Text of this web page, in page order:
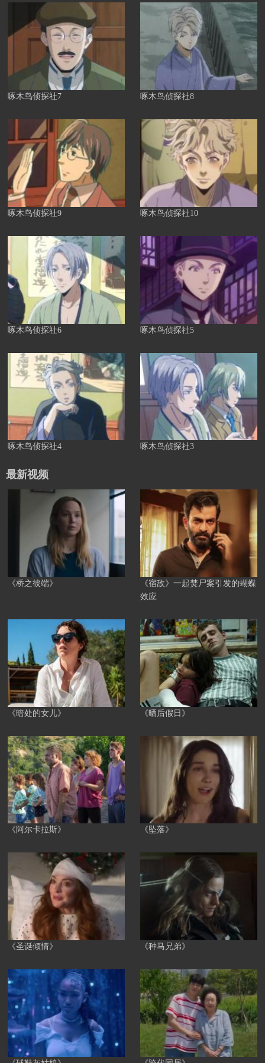
啄木鸟侦探社7 啄木鸟侦探社8
啄木鸟侦探社9 啄木鸟侦探社10
啄木鸟侦探社6 啄木鸟侦探社5
啄木鸟侦探社4 啄木鸟侦探社3
最新视频
《桥之彼端》
《宿敌》一起焚尸案引发的蝴蝶
效应
《暗处的女儿》 《晒后假日》
《阿尔卡拉斯》 《坠落》
《圣诞倾情》 《种马兄弟》